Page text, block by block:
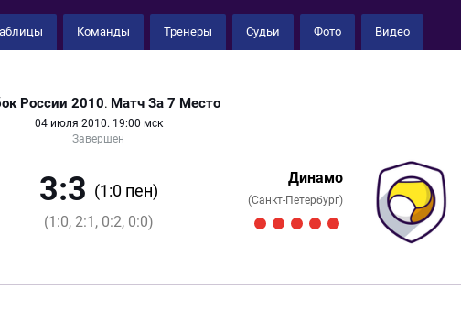
Команды Тренеры Судьи Фото Видео
России 2010. Матч За 7 Место
04 июля 2010. 19:00 мск
Завершен
3:3 (1:0 пен)
(1:0, 2:1, 0:2, 0:0)
Динамо
(Санкт-Петербург)